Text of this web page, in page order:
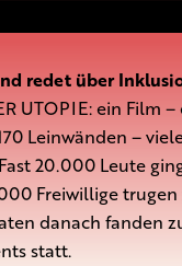
redet über
UTOPIE: ein Film
Leinwänden –
20.000 Leute
Freiwillige
danach fanden
statt.